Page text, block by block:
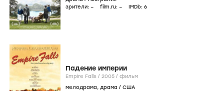
зрители: – film.ru: – IMDb: 6
Падение империи
Empire Falls / 2005 / фильм
мелодрама, драма / США